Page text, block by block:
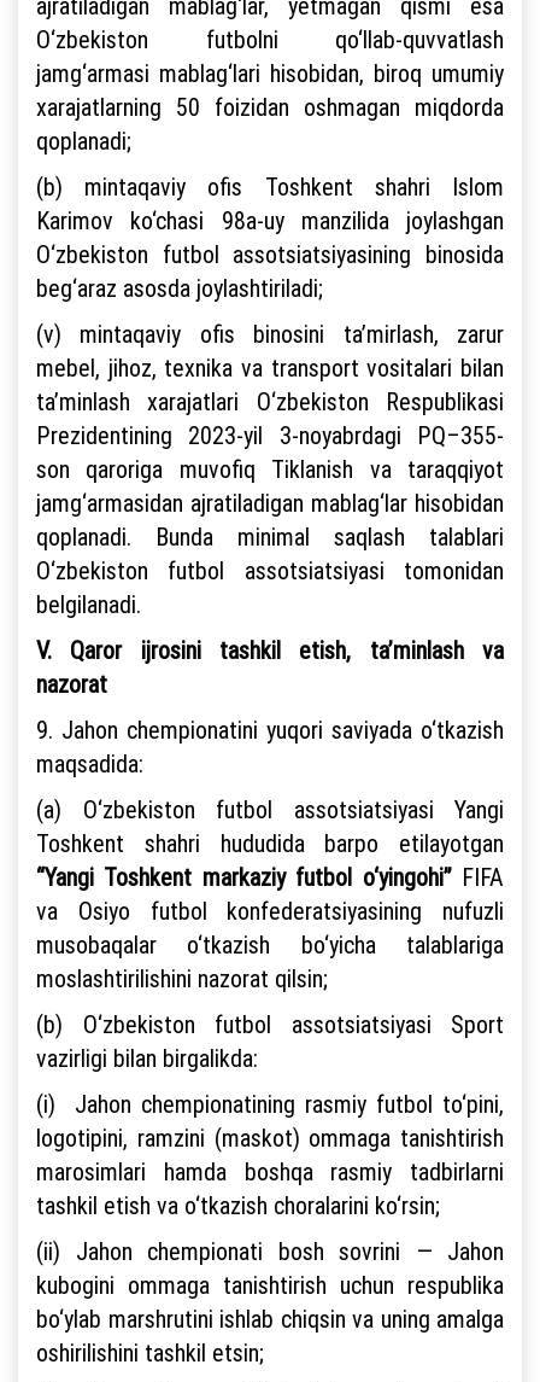
O‘zbekiston futbolni qo‘llab-quvvatlash
jamg‘armasi mablag‘lari hisobidan, biroq umumiy
xarajatlarning 50 foizidan oshmagan miqdorda
qoplanadi;
(b) mintaqaviy ofis Toshkent shahri Islom
Karimov ko‘chasi 98a-uy manzilida joylashgan
O‘zbekiston futbol assotsiatsiyasining binosida
beg‘araz asosda joylashtiriladi;
(v) mintaqaviy ofis binosini ta’mirlash, zarur
mebel, jihoz, texnika va transport vositalari bilan
ta’minlash xarajatlari O‘zbekiston Respublikasi
Prezidentining 2023-yil 3-noyabrdagi PQ–355-
son qaroriga muvofiq Tiklanish va taraqqiyot
jamg‘armasidan ajratiladigan mablag‘lar hisobidan
qoplanadi. Bunda minimal saqlash talablari
O‘zbekiston futbol assotsiatsiyasi tomonidan
belgilanadi.
V. Qaror ijrosini tashkil etish, ta’minlash va
nazorat
9. Jahon chempionatini yuqori saviyada o‘tkazish
maqsadida:
(a) O‘zbekiston futbol assotsiatsiyasi Yangi
Toshkent shahri hududida barpo etilayotgan
“Yangi Toshkent markaziy futbol o‘yingohi” FIFA
va Osiyo futbol konfederatsiyasining nufuzli
musobaqalar o‘tkazish bo‘yicha talablariga
moslashtirilishini nazorat qilsin;
(b) O‘zbekiston futbol assotsiatsiyasi Sport
vazirligi bilan birgalikda:
(i) Jahon chempionatining rasmiy futbol to‘pini,
logotipini, ramzini (maskot) ommaga tanishtirish
marosimlari hamda boshqa rasmiy tadbirlarni
tashkil etish va o‘tkazish choralarini ko‘rsin;
(ii) Jahon chempionati bosh sovrini — Jahon
kubogini ommaga tanishtirish uchun respublika
bo‘ylab marshrutini ishlab chiqsin va uning amalga
oshirilishini tashkil etsin;